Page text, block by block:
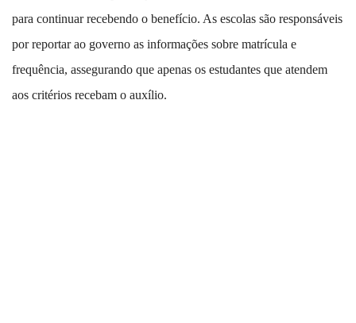
para continuar recebendo o benefício. As escolas são responsáveis
por reportar ao governo as informações sobre matrícula e
frequência, assegurando que apenas os estudantes que atendem
aos critérios recebam o auxílio.